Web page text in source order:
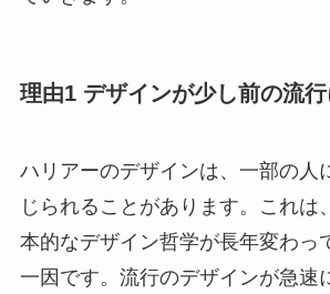
理由1 デザインが少し前の流行
ハリアーのデザインは、一部の人
じられることがあります。これは
本的なデザイン哲学が長年変わっ
一因です。流行のデザインが急速